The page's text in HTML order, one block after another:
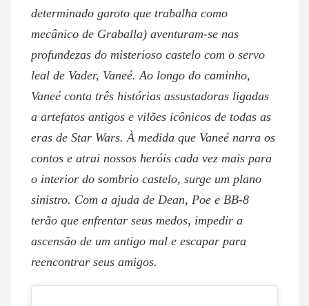
determinado garoto que trabalha como
mecânico de Graballa) aventuram-se nas
profundezas do misterioso castelo com o servo
leal de Vader, Vaneé. Ao longo do caminho,
Vaneé conta três histórias assustadoras ligadas
a artefatos antigos e vilões icônicos de todas as
eras de Star Wars. À medida que Vaneé narra os
contos e atrai nossos heróis cada vez mais para
o interior do sombrio castelo, surge um plano
sinistro. Com a ajuda de Dean, Poe e BB-8
terão que enfrentar seus medos, impedir a
ascensão de um antigo mal e escapar para
reencontrar seus amigos.